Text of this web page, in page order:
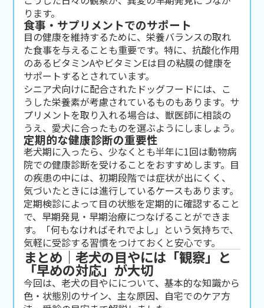
ります。
食事・サプリメントでのサポート
目の健康を維持するために、栄養バランスの取れ
た食事を与えることも重要です。特に、抗酸化作用
のあるビタミンAやビタミンEは目の粘膜の健康を
サポートするとされています。
シニア犬向けに配合されたドッグフードには、こ
うした栄養素が考慮されているものもあります。サ
プリメントを取り入れる場合は、獣医師に相談の
うえ、愛犬に合ったものを選ぶようにしましょう。
定期的な健康診断の重要性
老犬期に入ったら、少なくとも半年に1回は動物病
院での健康診断を受けることをおすすめします。目
の疾患の中には、初期段階では症状が出にくく、
気づいたときには進行しているケースもあります。
定期検診によって目の状態を定期的に確認すること
で、早期発見・早期治療につなげることができま
す。「何もなければそれでよし」という気持ちで、
気軽に受診する習慣をつけておくと安心です。
まとめ｜老犬の目やには「観察」と
「早めの対応」が大切
今回は、老犬の目やにについて、基本的な知識から
色・状態別のサイン、主な原因、自宅でのケア方